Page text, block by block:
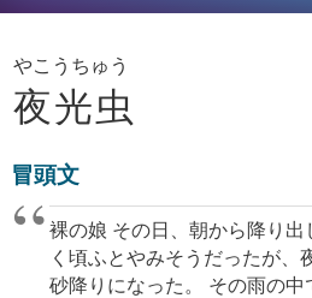
やこうちゅう
夜光虫
冒頭文
裸の娘 その日、朝から降り
く頃ふとやみそうだったが、
砂降りになった。 その雨の